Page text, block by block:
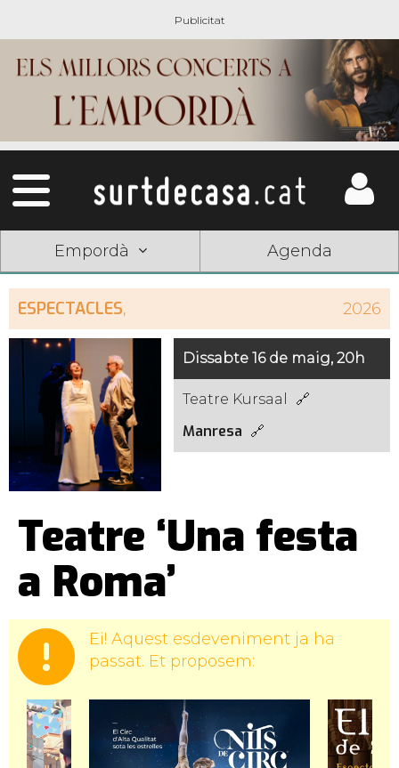
Empordà Agenda
ESPECTACLES, 2026
Dissabte 16 de maig, 20h
Teatre Kursaal
Manresa
Teatre ‘Una festa
a Roma’
Ei! Aquest esdeveniment ja ha
passat. Et proposem: